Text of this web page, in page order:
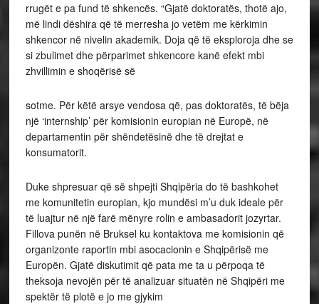
rrugët e pa fund të shkencës. “Gjatë doktoratës, thotë ajo,
më lindi dëshira që të merresha jo vetëm me kërkimin
shkencor në nivelin akademik. Doja që të eksploroja dhe se
si zbulimet dhe përparimet shkencore kanë efekt mbi
zhvillimin e shoqërisë së
sotme. Për këtë arsye vendosa që, pas doktoratës, të bëja
një ‘internship’ për komisionin europian në Europë, në
departamentin për shëndetësinë dhe të drejtat e
konsumatorit.
Duke shpresuar që së shpejti Shqipëria do të bashkohet
me komunitetin europian, kjo mundësi m’u duk ideale për
të luajtur në një farë mënyre rolin e ambasadorit jozyrtar.
Fillova punën në Bruksel ku kontaktova me komisionin që
organizonte raportin mbi asocacionin e Shqipërisë me
Europën. Gjatë diskutimit që pata me ta u përpoqa të
theksoja nevojën për të analizuar situatën në Shqipëri me
spektër të plotë e jo me gjykim